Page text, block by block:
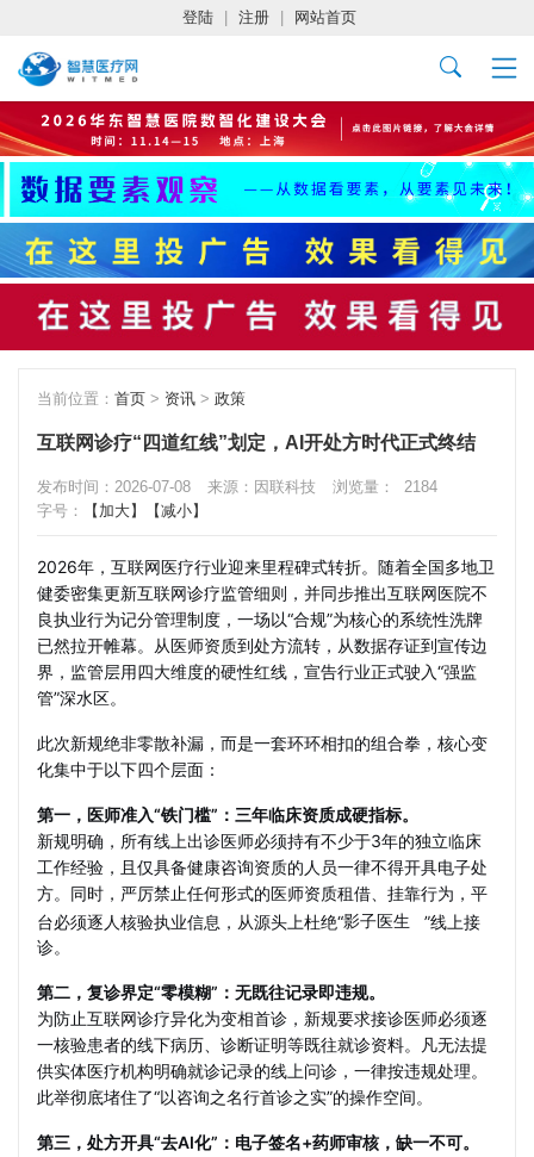
登陆 注册 网站首页
当前位置： 首页 > 资讯 > 政策
互联网诊疗“四道红线”划定，AI开处方时代正式终结
发布时间：2026-07-08 来源：因联科技 浏览量：
2184
字号：
【加大】 【减小】
2026年，互联网医疗行业迎来里程碑式转折。随着全国多地卫
健委密集更新互联网诊疗监管细则，并同步推出互联网医院不
良执业行为记分管理制度，一场以“合规”为核心的系统性洗牌
已然拉开帷幕。从医师资质到处方流转，从数据存证到宣传边
界，监管层用四大维度的硬性红线，宣告行业正式驶入“强监
管”深水区。
此次新规绝非零散补漏，而是一套环环相扣的组合拳，核心变
化集中于以下四个层面：
第一，医师准入“铁门槛”：三年临床资质成硬指标。
新规明确，所有线上出诊医师必须持有不少于3年的独立临床
工作经验，且仅具备健康咨询资质的人员一律不得开具电子处
方。同时，严厉禁止任何形式的医师资质租借、挂靠行为，平
台必须逐人核验执业信息，从源头上杜绝“影子医生
”线上接
诊。
第二，复诊界定“零模糊”：无既往记录即违规。
为防止互联网诊疗异化为变相首诊，新规要求接诊医师必须逐
一核验患者的线下病历、诊断证明等既往就诊资料。凡无法提
供实体医疗机构明确就诊记录的线上问诊，一律按违规处理。
此举彻底堵住了“以咨询之名行首诊之实”的操作空间。
第三，处方开具“去AI化”：电子签名+药师审核，缺一不可。